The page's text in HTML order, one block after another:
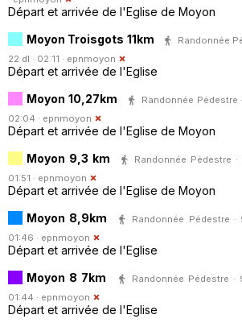
Départ et arrivée de l'Eglise de Moyon
Moyon Troisgots 11km
Randonnée
22 dl · 02:11 · epnmoyon
Départ et arrivée de l'Eglise
Moyon 10,27km
Randonnée Pédestre
02:04 · epnmoyon
Départ et arrivée de l'Eglise de Moyon
Moyon 9,3 km
Randonnée Pédestre
01:51 · epnmoyon
Départ et arrivée de l'Eglise de Moyon
Moyon 8,9km
Randonnée Pédestre ·
01:46 · epnmoyon
Départ et arrivée de l'Eglise
Moyon 8 7km
Randonnée Pédestre ·
01:44 · epnmoyon
Départ et arrivée de l'Eglise